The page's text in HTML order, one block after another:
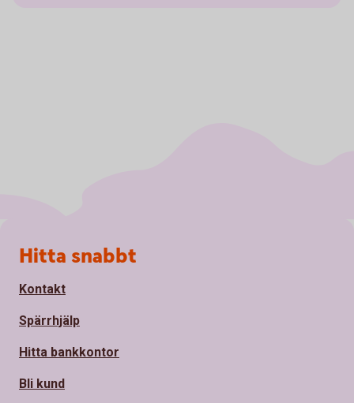
Sidfot
Hitta snabbt
Kontakt
Spärrhjälp
Hitta bankkontor
Bli kund